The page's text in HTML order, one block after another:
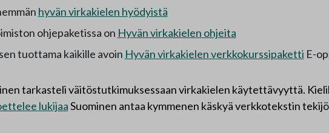
hyvän virkakielen hyödyistä
ohjepaketissa on Hyvän virkakielen ohjeita
tuottama kaikille avoin Hyvän virkakielen verkkokurssipaketti E-
tarkasteli väitöstutkimuksessaan virkakielen käytettävyyttä.
lukijaaSuominen antaa kymmenen käskyä verkkotekstin